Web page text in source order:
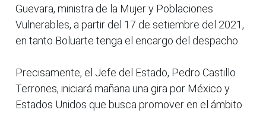
Guevara, ministra de la Mujer y Poblaciones
Vulnerables, a partir del 17 de setiembre del 2021,
en tanto Boluarte tenga el encargo del despacho.
Precisamente, el Jefe del Estado, Pedro Castillo
Terrones, iniciará mañana una gira por México y
Estados Unidos que busca promover en el ámbito